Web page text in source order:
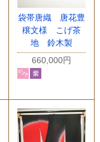
袋帯唐織 唐花豊
穣文様 こげ茶
地 鈴木製
660,000円